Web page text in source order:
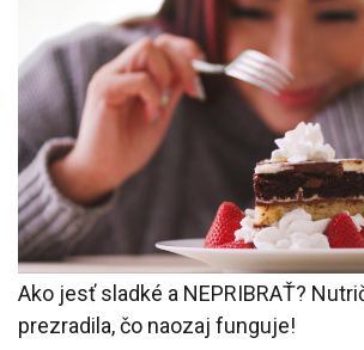
Ako jesť sladké a NEPRIBRAŤ?
prezradila, čo naozaj funguje!